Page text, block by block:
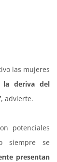
las mujeres
la deriva del
, advierte.
potenciales
siempre se
presentan